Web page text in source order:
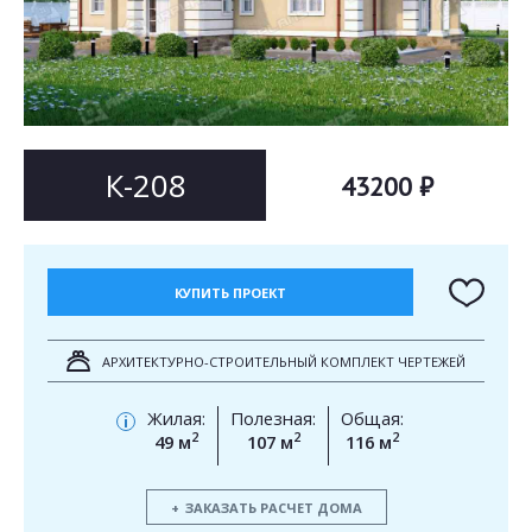
К-208 43200 ₽
КУПИТЬ ПРОЕКТ
АРХИТЕКТУРНО-СТРОИТЕЛЬНЫЙ КОМПЛЕКТ ЧЕРТЕЖЕЙ
i
Жилая:
49 м2
Полезная:
107 м2
Общая:
116 м2
ЗАКАЗАТЬ РАСЧЕТ ДОМА
Согласен на обработку персональных данных
ОТПРАВИТЬ
Согласен на обработку персональных данных
This site is protected by reCAPTCHA and the GooglePrivacy PolicyandTerms of Service
apply.